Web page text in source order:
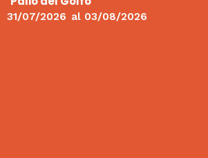
31/07/2026 al 03/08/2026